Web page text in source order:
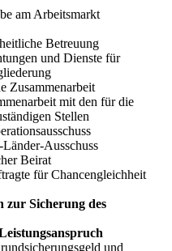
am Arbeitsmarkt
Betreuung
und Dienste für
Zusammenarbeit
mit den für die
Stellen
Ausschuss
Beirat
für Chancengleichheit
zur Sicherung des
und